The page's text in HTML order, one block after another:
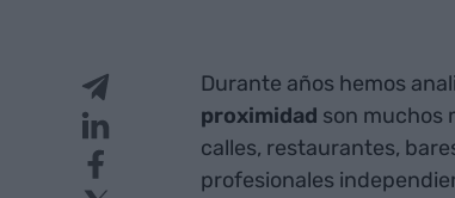
Durante años hemos
proximidad son muchos
calles, restaurantes,
profesionales